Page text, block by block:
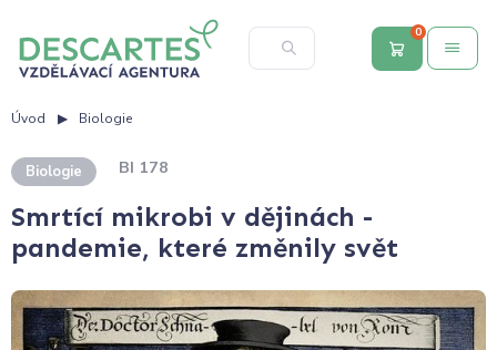
0
Úvod Biologie
Biologie BI 178
Smrtící mikrobi v dějinách -
pandemie, které změnily svět